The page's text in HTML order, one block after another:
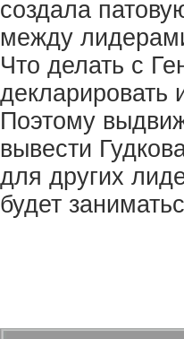
создала
между
Что делать с
декларировать
Поэтому
вывести
для других
будет